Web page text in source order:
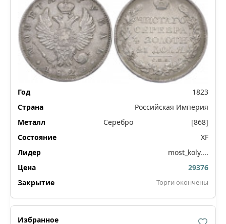
1823
Российская Империя
Серебро
[868]
XF
most_koly....
29376
Торги окончены